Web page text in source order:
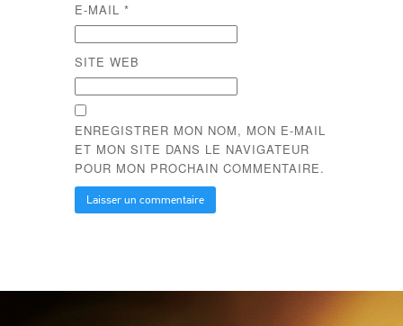
E-MAIL *
SITE WEB
ENREGISTRER MON NOM, MON E-MAIL
ET MON SITE DANS LE NAVIGATEUR
POUR MON PROCHAIN COMMENTAIRE.